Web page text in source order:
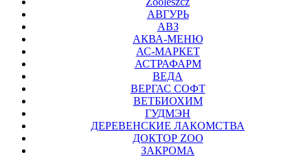
АВГУРЬ
АВЗ
АКВА-МЕНЮ
АС-МАРКЕТ
АСТРАФАРМ
ВЕДА
ВЕРГАС СОФТ
ВЕТБИОХИМ
ГУДМЭН
ДЕРЕВЕНСКИЕ ЛАКОМСТВА
ДОКТОР ZOO
ЗАКРОМА